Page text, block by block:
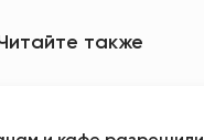
также